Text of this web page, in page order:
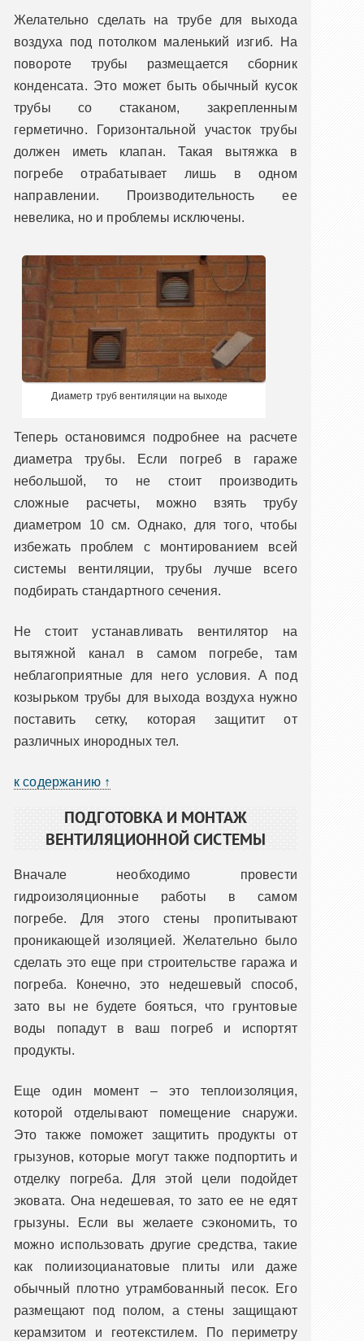
Желательно сделать на трубе для выхода
воздуха под потолком маленький изгиб. На
повороте трубы размещается сборник
конденсата. Это может быть обычный кусок
трубы со стаканом, закрепленным
герметично. Горизонтальной участок трубы
должен иметь клапан. Такая вытяжка в
погребе отрабатывает лишь в одном
направлении. Производительность ее
невелика, но и проблемы исключены.
Диаметр труб вентиляции на выходе
Теперь остановимся подробнее на расчете
диаметра трубы. Если погреб в гараже
небольшой, то не стоит производить
сложные расчеты, можно взять трубу
диаметром 10 см. Однако, для того, чтобы
избежать проблем с монтированием всей
системы вентиляции, трубы лучше всего
подбирать стандартного сечения.
Не стоит устанавливать вентилятор на
вытяжной канал в самом погребе, там
неблагоприятные для него условия. А под
козырьком трубы для выхода воздуха нужно
поставить сетку, которая защитит от
различных инородных тел.
к содержанию ↑
ПОДГОТОВКА И МОНТАЖ
ВЕНТИЛЯЦИОННОЙ СИСТЕМЫ
Вначале необходимо провести
гидроизоляционные работы в самом
погребе. Для этого стены пропитывают
проникающей изоляцией. Желательно было
сделать это еще при строительстве гаража и
погреба. Конечно, это недешевый способ,
зато вы не будете бояться, что грунтовые
воды попадут в ваш погреб и испортят
продукты.
Еще один момент – это теплоизоляция,
которой отделывают помещение снаружи.
Это также поможет защитить продукты от
грызунов, которые могут также подпортить и
отделку погреба. Для этой цели подойдет
эковата. Она недешевая, то зато ее не едят
грызуны. Если вы желаете сэкономить, то
можно использовать другие средства, такие
как полиизоцианатовые плиты или даже
обычный плотно утрамбованный песок. Его
размещают под полом, а стены защищают
керамзитом и геотекстилем. По периметру